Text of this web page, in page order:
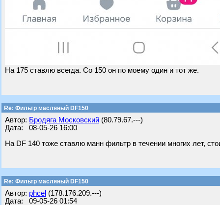
На 175 ставлю всегда. Со 150 он по моему один и тот же.
Re: Фильтр масляный DF150
Автор: Бродяга Московский (80.79.67.---)
Дата: 08-05-26 16:00
На DF 140 тоже ставлю манн фильтр в течении многих лет,
Re: Фильтр масляный DF150
Автор: phcel (178.176.209.---)
Дата: 09-05-26 01:54